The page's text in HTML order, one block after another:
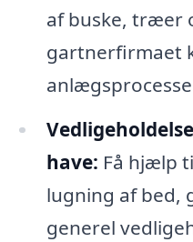
af buske, træer
gartnerfirmaet
have: Få hjælp
lugning af bed,
generel